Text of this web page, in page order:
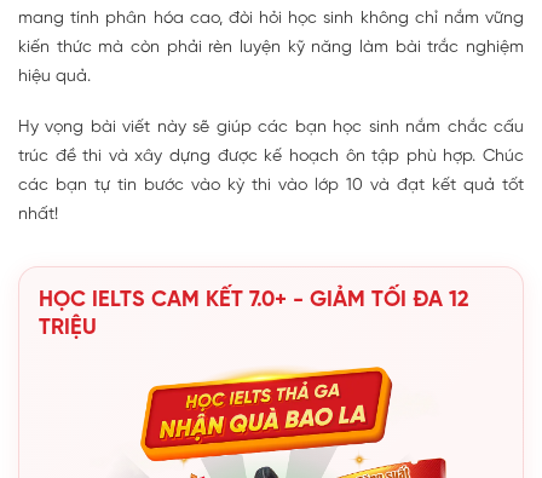
mang tính phân hóa cao, đòi hỏi học sinh không chỉ nắm vững
kiến thức mà còn phải rèn luyện kỹ năng làm bài trắc nghiệm
hiệu quả.
Hy vọng bài viết này sẽ giúp các bạn học sinh nắm chắc cấu
trúc đề thi và xây dựng được kế hoạch ôn tập phù hợp. Chúc
các bạn tự tin bước vào kỳ thi vào lớp 10 và đạt kết quả tốt
nhất!
HỌC IELTS CAM KẾT 7.0+ - GIẢM TỐI ĐA 12
TRIỆU